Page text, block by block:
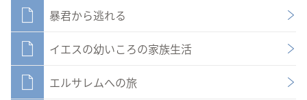
暴君から逃れる
イエスの幼いころの家族生活
エルサレムへの旅